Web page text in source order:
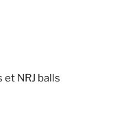
et NRJ balls